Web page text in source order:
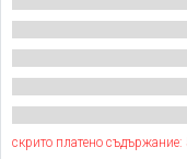
скрито платено